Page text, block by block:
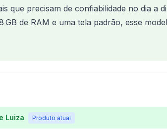
que precisam de confiabilidade no dia a
de RAM e uma tela padrão, esse
B1 B1503CVA_BRS70004 Intel
Luiza Produto atual